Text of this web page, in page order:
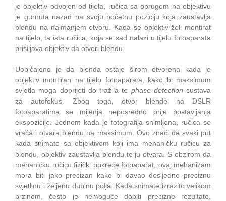
je objektiv odvojen od tijela, ručica sa oprugom na objektivu
je gurnuta nazad na svoju početnu poziciju koja zaustavlja
blendu na najmanjem otvoru. Kada se objektiv želi montirat
na tijelo, ta ista ručica, koja se sad nalazi u tijelu fotoaparata
prisiljava objektiv da otvori blendu.
Uobičajeno je da blenda ostaje širom otvorena kada je
objektiv montiran na tijelo fotoaparata, kako bi maksimum
svjetla moga doprijeti do tražila te phase detection sustava
za autofokus. Zbog toga, otvor blende na DSLR
fotoaparatima se mijenja neposredno prije postavljanja
ekspozicije. Jednom kada je fotografija snimljena, ručica se
vraća i otvara blendu na maksimum. Ovo znači da svaki put
kada snimate sa objektivom koji ima mehaničku ručicu za
blendu, objektiv zaustavlja blendu te ju otvara. S obzirom da
mehaničku ručicu fizički pokreće fotoaparat, ovaj mehanizam
mora biti jako precizan kako bi davao dosljedno preciznu
svjetlinu i željenu dubinu polja. Kada snimate izrazito velikom
brzinom, često je nemoguće dobiti precizne rezultate,